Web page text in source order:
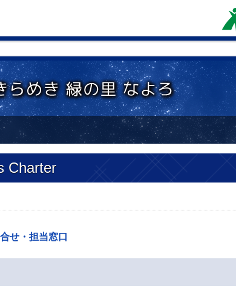
Charter
せ・担当窓口